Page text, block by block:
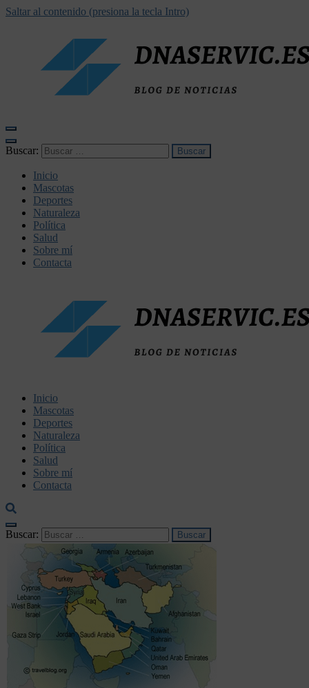
Saltar al contenido (presiona la tecla Intro)
Buscar:
Inicio
Mascotas
Deportes
Naturaleza
Política
Salud
Sobre mí
Contacta
dnaservic.es
Inicio
Mascotas
Deportes
Naturaleza
Política
Salud
Sobre mí
Contacta
Buscar: